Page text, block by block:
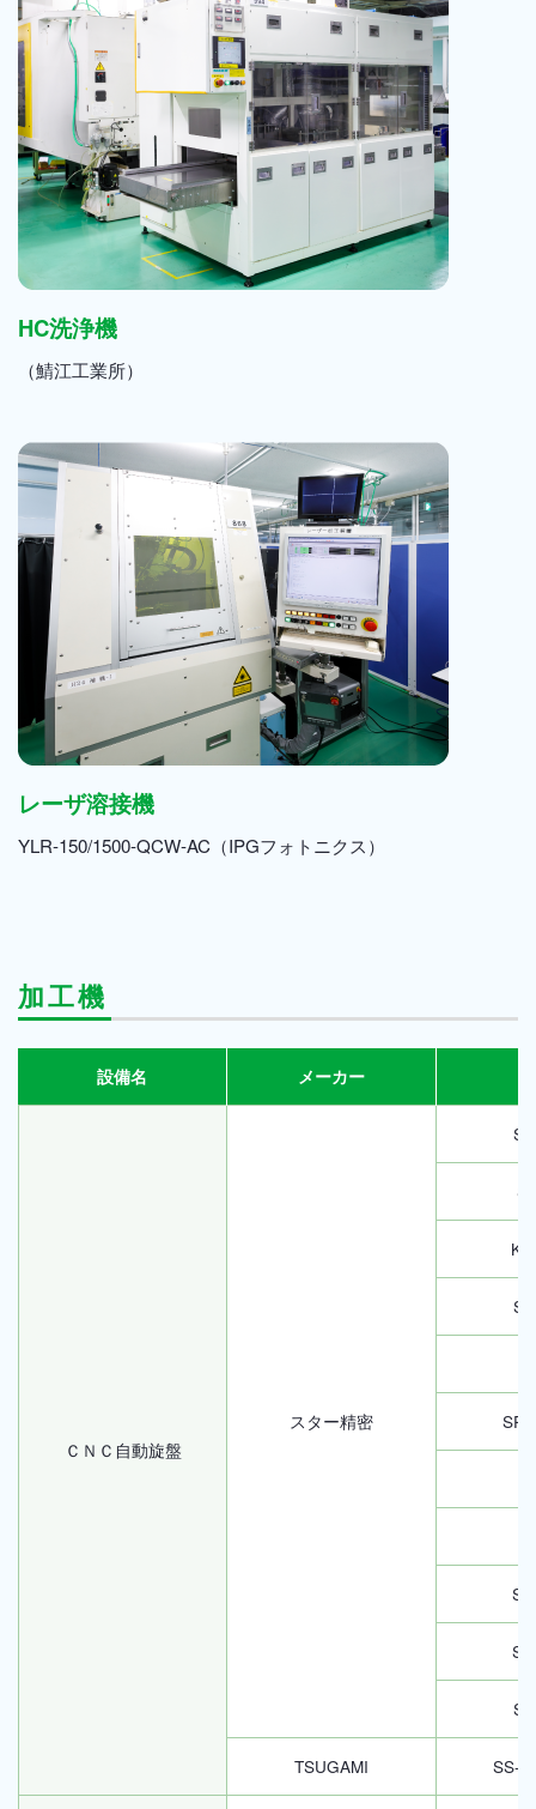
HC洗浄機
（鯖江工業所）
レーザ溶接機
YLR-150/1500-QCW-AC（IPGフォトニクス）
加工機
設備名 メーカー
ＣＮＣ自動旋盤
スター精密
TSUGAMI SS-